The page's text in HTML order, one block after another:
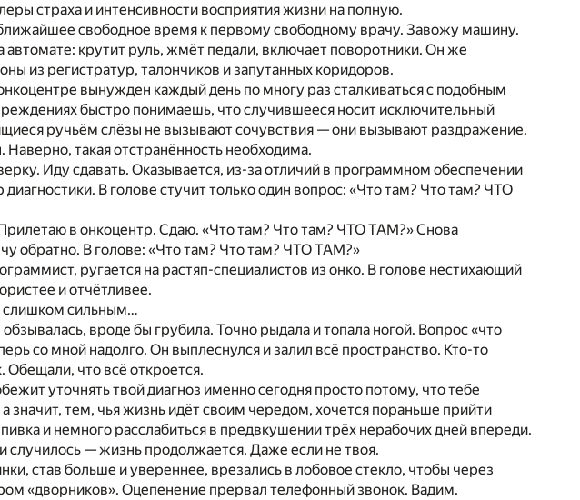
страха и интенсивности восприятия жизни на полную.
свободное время к первому свободному врачу. Завожу машину.
крутит руль, жмёт педали, включает поворотники. Он же
из регистратур, талончиков и запутанных коридоров.
вынужден каждый день по многу раз сталкиваться с подобным
быстро понимаешь, что случившееся носит исключительный
ручьём слёзы не вызывают сочувствия — они вызывают раздражение.
такая отстранённость необходима.
Иду сдавать. Оказывается, из-за отличий в программном обеспечении
В голове стучит только один вопрос: «Что там? Что там? ЧТО
в онкоцентр. Сдаю. «Что там? Что там? ЧТО ТАМ?» Снова
обратно. В голове: «Что там? Что там? ЧТО ТАМ?»
ругается на растяп-специалистов из онко. В голове нестихающий
и отчётливее.
слишком сильным…
вроде бы грубила. Точно рыдала и топала ногой. Вопрос «что
со мной надолго. Он выплеснулся и залил всё пространство. Кто-то
Обещали, что всё откроется.
уточнять твой диагноз именно сегодня просто потому, что тебе
значит, тем, чья жизнь идёт своим чередом, хочется пораньше прийти
и немного расслабиться в предвкушении трёх нерабочих дней впереди.
случилось — жизнь продолжается. Даже если не твоя.
став больше и увереннее, врезались в лобовое стекло, чтобы через
«дворников». Оцепенение прервал телефонный звонок. Вадим.